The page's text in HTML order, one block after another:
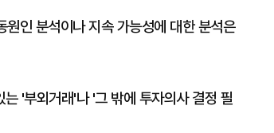
인 분석이나 지속 가능성에 대한 분석은
'부외거래'나 '그 밖에 투자의사 결정 필